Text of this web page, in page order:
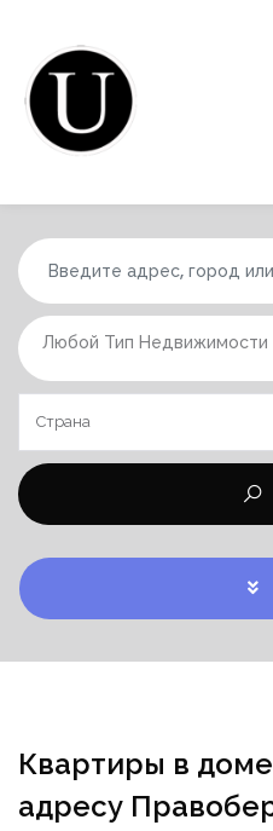
Любой Тип Недвижимости
Квартиры в
адресу